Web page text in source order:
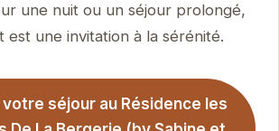
une nuit ou un séjour prolongé,
est une invitation à la sérénité.
séjour au Résidence les